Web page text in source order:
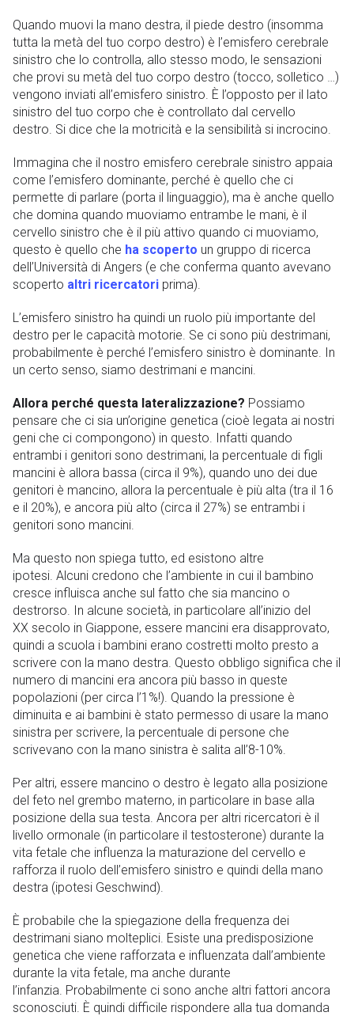
Quando muovi la mano destra, il piede destro (insomma
tutta la metà del tuo corpo destro) è l’emisfero cerebrale
sinistro che lo controlla, allo stesso modo, le sensazioni
che provi su metà del tuo corpo destro (tocco, solletico …)
vengono inviati all’emisfero sinistro. È l’opposto per il lato
sinistro del tuo corpo che è controllato dal cervello
destro. Si dice che la motricità e la sensibilità si incrocino.
Immagina che il nostro emisfero cerebrale sinistro appaia
come l’emisfero dominante, perché è quello che ci
permette di parlare (porta il linguaggio), ma è anche quello
che domina quando muoviamo entrambe le mani, è il
cervello sinistro che è il più attivo quando ci muoviamo,
questo è quello che ha scoperto un gruppo di ricerca
dell’Università di Angers (e che conferma quanto avevano
scoperto altri ricercatori prima).
L’emisfero sinistro ha quindi un ruolo più importante del
destro per le capacità motorie. Se ci sono più destrimani,
probabilmente è perché l’emisfero sinistro è dominante. In
un certo senso, siamo destrimani e mancini.
Allora perché questa lateralizzazione? Possiamo
pensare che ci sia un’origine genetica (cioè legata ai nostri
geni che ci compongono) in questo. Infatti quando
entrambi i genitori sono destrimani, la percentuale di figli
mancini è allora bassa (circa il 9%), quando uno dei due
genitori è mancino, allora la percentuale è più alta (tra il 16
e il 20%), e ancora più alto (circa il 27%) se entrambi i
genitori sono mancini.
Ma questo non spiega tutto, ed esistono altre
ipotesi. Alcuni credono che l’ambiente in cui il bambino
cresce influisca anche sul fatto che sia mancino o
destrorso. In alcune società, in particolare all’inizio del
XX secolo in Giappone, essere mancini era disapprovato,
quindi a scuola i bambini erano costretti molto presto a
scrivere con la mano destra. Questo obbligo significa che il
numero di mancini era ancora più basso in queste
popolazioni (per circa l’1%!). Quando la pressione è
diminuita e ai bambini è stato permesso di usare la mano
sinistra per scrivere, la percentuale di persone che
scrivevano con la mano sinistra è salita all’8-10%.
Per altri, essere mancino o destro è legato alla posizione
del feto nel grembo materno, in particolare in base alla
posizione della sua testa. Ancora per altri ricercatori è il
livello ormonale (in particolare il testosterone) durante la
vita fetale che influenza la maturazione del cervello e
rafforza il ruolo dell’emisfero sinistro e quindi della mano
destra (ipotesi Geschwind).
È probabile che la spiegazione della frequenza dei
destrimani siano molteplici. Esiste una predisposizione
genetica che viene rafforzata e influenzata dall’ambiente
durante la vita fetale, ma anche durante
l’infanzia. Probabilmente ci sono anche altri fattori ancora
sconosciuti. È quindi difficile rispondere alla tua domanda